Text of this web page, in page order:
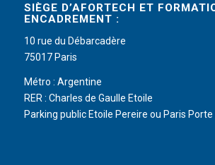
SIÈGE D’AFORTECH ET
ENCADREMENT :
10 rue du Débarcadère
75017 Paris
Métro : Argentine
RER : Charles de Gaulle Etoile
Parking public Etoile Pereire ou Paris